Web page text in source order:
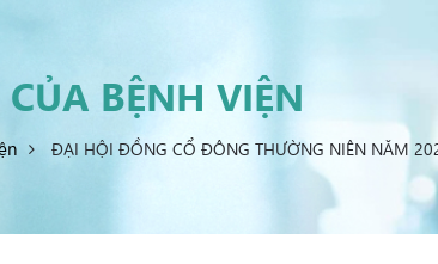
BỆNH VIỆN
ĐẠI HỘI ĐỒNG CỔ ĐÔNG THƯỜNG NIÊN NĂM